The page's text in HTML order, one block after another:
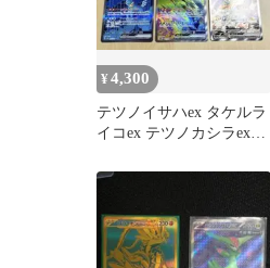
¥4,300
テツノイサハex タケルラ
イコex テツノカシラex